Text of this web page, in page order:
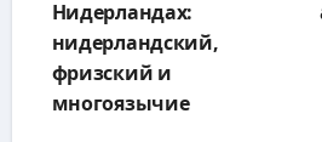
записям
Нидерландах:
нидерландский,
фризский и
многоязычие